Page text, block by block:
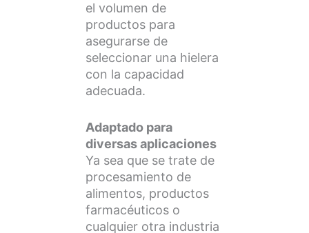
el volumen de
productos para
asegurarse de
seleccionar una hielera
con la capacidad
adecuada.
Adaptado para
diversas aplicaciones
Ya sea que se trate de
procesamiento de
alimentos, productos
farmacéuticos o
cualquier otra industria